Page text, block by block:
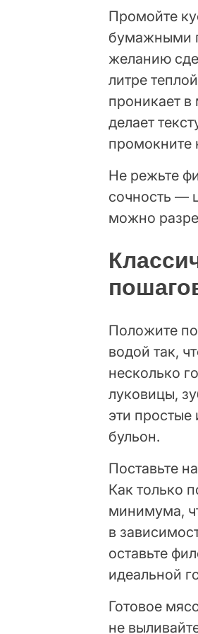
Промойте
бумажными
желанию
литре
проникает
делает
промокните
Не режьте
сочность —
можно
Положите
водой так,
несколько
луковицы,
эти
бульон.
Поставьте
Как только
минимума,
в
оставьте
идеальной
Готовое
не